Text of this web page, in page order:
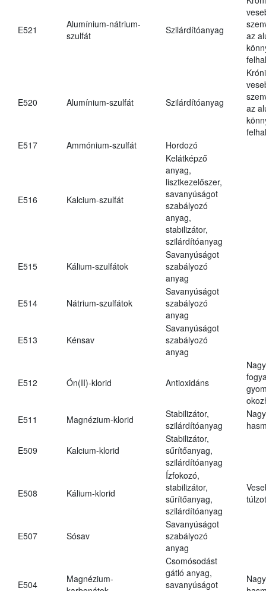
E521
Alumínium-nátrium-
szulfát
Szilárdítóanyag
az
E520 Alumínium-szulfát Szilárdítóanyag
az
E517
Ammónium-szulfát Hordozó
E516 Kalcium-szulfát
Kelátképző
anyag,
lisztkezelőszer,
savanyúságot
szabályozó
anyag,
stabilizátor,
szilárdítóanyag
E515 Kálium-szulfátok
Savanyúságot
szabályozó
anyag
E514 Nátrium-szulfátok
Savanyúságot
szabályozó
anyag
E513 Kénsav
Savanyúságot
szabályozó
anyag
E512 Ón(II)-klorid Antioxidáns
E511
Magnézium-klorid
Stabilizátor,
szilárdítóanyag
E509 Kalcium-klorid
Stabilizátor,
sűrítőanyag,
szilárdítóanyag
E508 Kálium-klorid
Ízfokozó,
stabilizátor,
sűrítőanyag,
szilárdítóanyag
E507 Sósav
Savanyúságot
szabályozó
anyag
E504
Magnézium-
Csomósodást
gátló anyag,
savanyúságot